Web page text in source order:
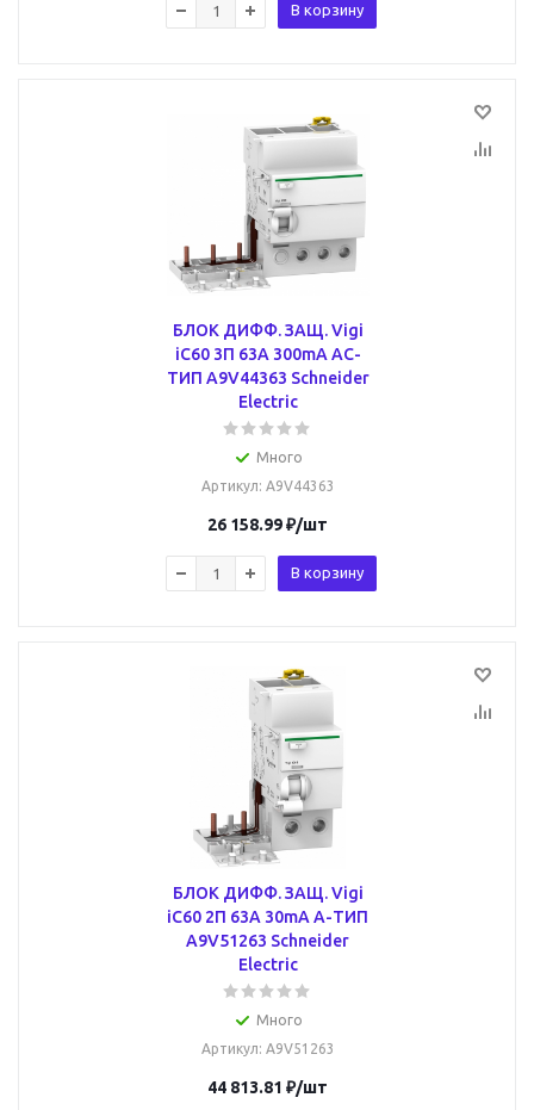
В корзину
БЛОК ДИФФ. ЗАЩ. Vigi
iC60 3П 63A 300mA AC-
ТИП A9V44363 Schneider
Electric
Много
Артикул: A9V44363
26 158.99₽/шт
В корзину
БЛОК ДИФФ. ЗАЩ. Vigi
iC60 2П 63A 30mA A-ТИП
A9V51263 Schneider
Electric
Много
Артикул: A9V51263
44 813.81 ₽/шт